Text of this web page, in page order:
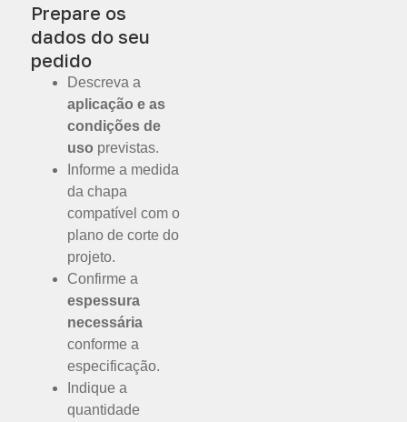
Prepare os
dados do seu
pedido
Descreva a
aplicação e as
condições de
uso previstas.
Informe a medida
da chapa
compatível com o
plano de corte do
projeto.
Confirme a
espessura
necessária
conforme a
especificação.
Indique a
quantidade